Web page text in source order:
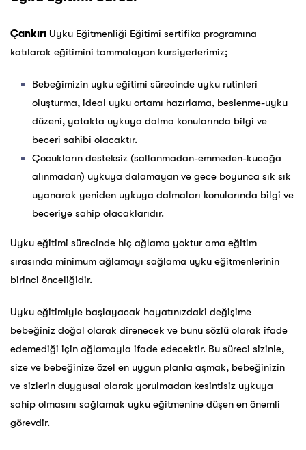
Çankırı Uyku Eğitmenliği Eğitimi sertifika programına
katılarak eğitimini tammalayan kursiyerlerimiz;
Bebeğimizin uyku eğitimi sürecinde uyku rutinleri
oluşturma, ideal uyku ortamı hazırlama, beslenme-uyku
düzeni, yatakta uykuya dalma konularında bilgi ve
beceri sahibi olacaktır.
Çocukların desteksiz (sallanmadan-emmeden-kucağa
alınmadan) uykuya dalamayan ve gece boyunca sık sık
uyanarak yeniden uykuya dalmaları konularında bilgi ve
beceriye sahip olacaklarıdır.
Uyku eğitimi sürecinde hiç ağlama yoktur ama eğitim
sırasında minimum ağlamayı sağlama uyku eğitmenlerinin
birinci önceliğidir.
Uyku eğitimiyle başlayacak hayatınızdaki değişime
bebeğiniz doğal olarak direnecek ve bunu sözlü olarak ifade
edemediği için ağlamayla ifade edecektir. Bu süreci sizinle,
size ve bebeğinize özel en uygun planla aşmak, bebeğinizin
ve sizlerin duygusal olarak yorulmadan kesintisiz uykuya
sahip olmasını sağlamak uyku eğitmenine düşen en önemli
görevdir.